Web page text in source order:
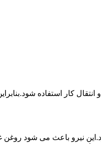
کار استفاده
نیرو باعث می شود روغن